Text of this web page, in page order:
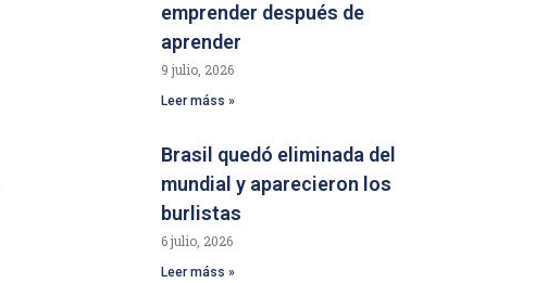
emprender después de
aprender
9 julio, 2026
Leer máss »
Brasil quedó eliminada del
mundial y aparecieron los
burlistas
6 julio, 2026
Leer máss »